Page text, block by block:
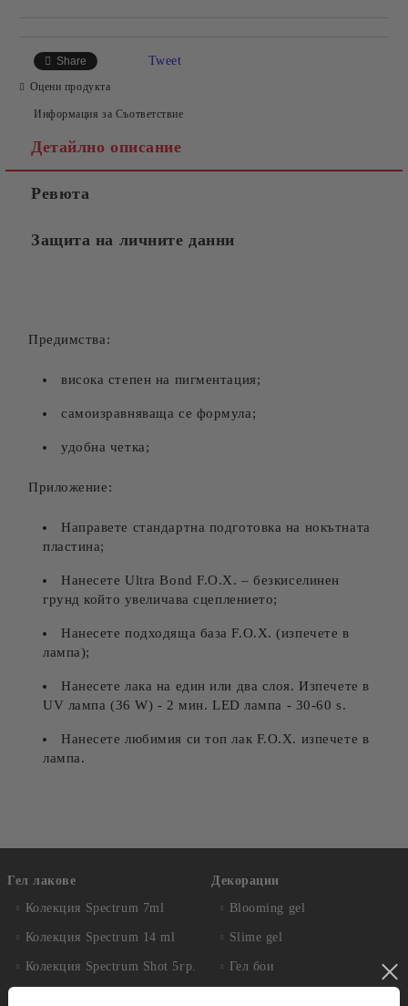
Share Tweet
Оцени продукта
Информация за Съответствие
Детайлно описание
Ревюта
Защита на личните данни
Предимства:
висока степен на пигментация;
самоизравняваща се формула;
удобна четка;
Приложение:
Направете стандартна подготовка на нокътната
пластина;
Нанесете Ultra Bond F.O.X.–безкиселинен
грунд който увеличава сцеплението;
Нанесете подходяща база F.O.X. (изпечете в
лампа);
Нанесете лака на един или два слоя. Изпечете в
UV лампа (36 W) - 2 мин. LED лампа - 30-60 s.
Нанесете любимия си топ лак F.O.X. изпечете в
лампа.
Гел лакове
Колекция Spectrum 7ml
Колекция Spectrum 14 ml
Колекция Spectrum Shot 5гр.
Декорации
Blooming gel
Slime gel
Гел бои